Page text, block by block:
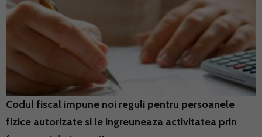
Codul fiscal impune noi reguli pentru persoanele
fizice autorizate si le ingreuneaza activitatea prin